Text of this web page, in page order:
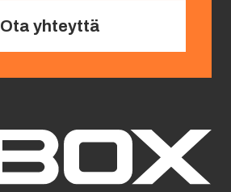
Ota yhteyttä